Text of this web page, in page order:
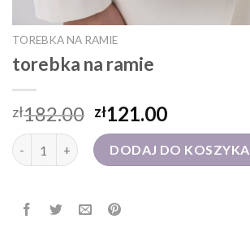
TOREBKA NA RAMIE
torebka na ramie
zł182.00 zł121.00
ilość torebka na ramieDODAJ DO KOSZYKA